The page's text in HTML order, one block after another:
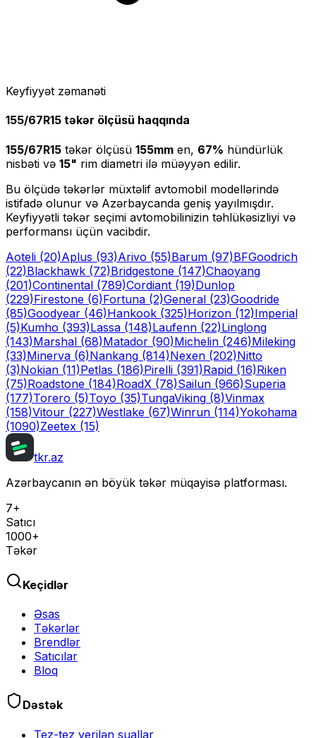
Keyfiyyət zəmanəti
155/67R15 təkər ölçüsü haqqında
155/67R15 təkər ölçüsü 155mm en, 67% hündürlük
nisbəti və 15" rim diametri ilə müəyyən edilir.
Bu ölçüdə təkərlər müxtəlif avtomobil modellərində
istifadə olunur və Azərbaycanda geniş yayılmışdır.
Keyfiyyətli təkər seçimi avtomobilinizin təhlükəsizliyi və
performansı üçün vacibdir.
Aoteli (20)Aplus (93)Arivo (55)Barum (97)BFGoodrich
(22)Blackhawk (72)Bridgestone (147)Chaoyang
(201)Continental (789)Cordiant (19)Dunlop
(229)Firestone (6)Fortuna (2)General (23)Goodride
(85)Goodyear (46)Hankook (325)Horizon (12)Imperial
(5)Kumho (393)Lassa (148)Laufenn (22)Linglong
(143)Marshal (68)Matador (90)Michelin (246)Mileking
(33)Minerva (6)Nankang (814)Nexen (202)Nitto
(3)Nokian (11)Petlas (186)Pirelli (391)Rapid (16)Riken
(75)Roadstone (184)RoadX (78)Sailun (966)Superia
(177)Torero (5)Toyo (35)TungaViking (8)Vinmax
(158)Vitour (227)Westlake (67)Winrun (114)Yokohama
(1090)Zeetex (15)
tkr.az
Azərbaycanın ən böyük təkər müqayisə platforması.
7+
Satıcı
1000+
Təkər
Keçidlər
Əsas
Təkərlər
Brendlər
Satıcılar
Bloq
Dəstək
Tez-tez verilən suallar